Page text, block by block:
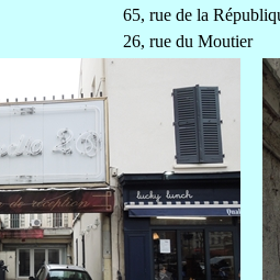
65, rue de la
26, rue du Moutier